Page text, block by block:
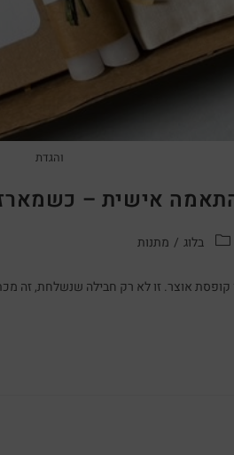
והגדת
אישית –
בלוג / מתנות
קופסת אוצר. זו לא רק חבילה שנשלחת,